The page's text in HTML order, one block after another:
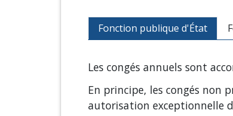
Fonction publique d'État
Les congés annuels sont
En principe, les congés non
autorisation exceptionnelle